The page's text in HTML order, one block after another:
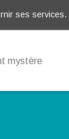
ses services.
mystère